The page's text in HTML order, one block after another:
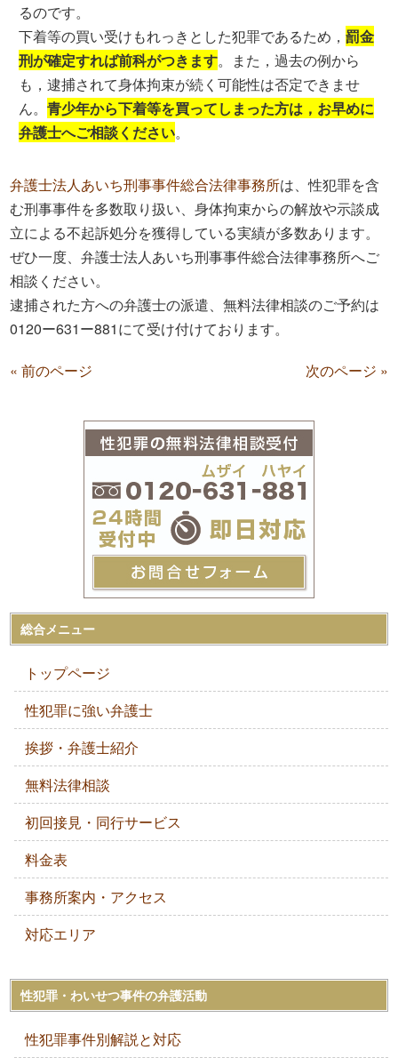
るのです。
下着等の買い受けもれっきとした犯罪であるため，罰金
刑が確定すれば前科がつきます。また，過去の例から
も，逮捕されて身体拘束が続く可能性は否定できませ
ん。青少年から下着等を買ってしまった方は，お早めに
弁護士へご相談ください。
弁護士法人あいち刑事事件総合法律事務所は、性犯罪を含
む刑事事件を多数取り扱い、身体拘束からの解放や示談成
立による不起訴処分を獲得している実績が多数あります。
ぜひ一度、弁護士法人あいち刑事事件総合法律事務所へご
相談ください。
逮捕された方への弁護士の派遣、無料法律相談のご予約は
0120ー631ー881にて受け付けております。
« 前のページ 次のページ »
総合メニュー
トップページ
性犯罪に強い弁護士
挨拶・弁護士紹介
無料法律相談
初回接見・同行サービス
料金表
事務所案内・アクセス
対応エリア
性犯罪・わいせつ事件の弁護活動
性犯罪事件別解説と対応